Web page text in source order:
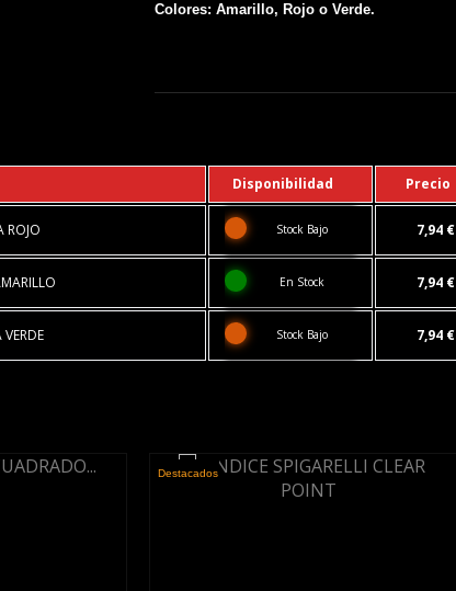
Colores: Amarillo, Rojo o Verde.
Disponibilidad Precio
ROJO Stock Bajo 7,94 €
En Stock 7,94 €
Stock Bajo 7,94 €
Destacados